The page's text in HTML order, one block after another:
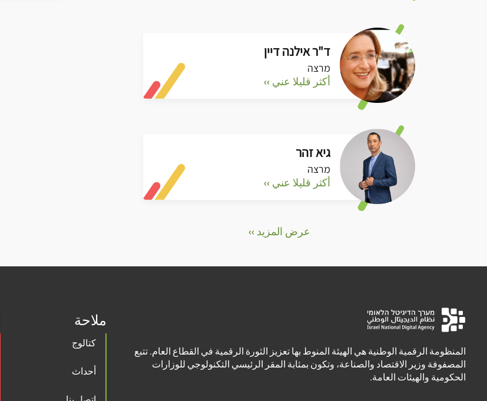
ד"ר אילנה דיין
מרצה
أكثر قليلا عني ››
גיא זהר
מרצה
أكثر قليلا عني ››
عرض المزيد ››
المنظومة الرقمية الوطنية هي الهيئة المنوط بها تعزيز الثورة الرقمية في القطاع العام. تتبع
المصفوفة وزير الاقتصاد والصناعة، وتكون بمثابة المقر الرئيسي التكنولوجي للوزارات
الحكومية والهيئات العامة.
ملاحة
كتالوج
أحداث